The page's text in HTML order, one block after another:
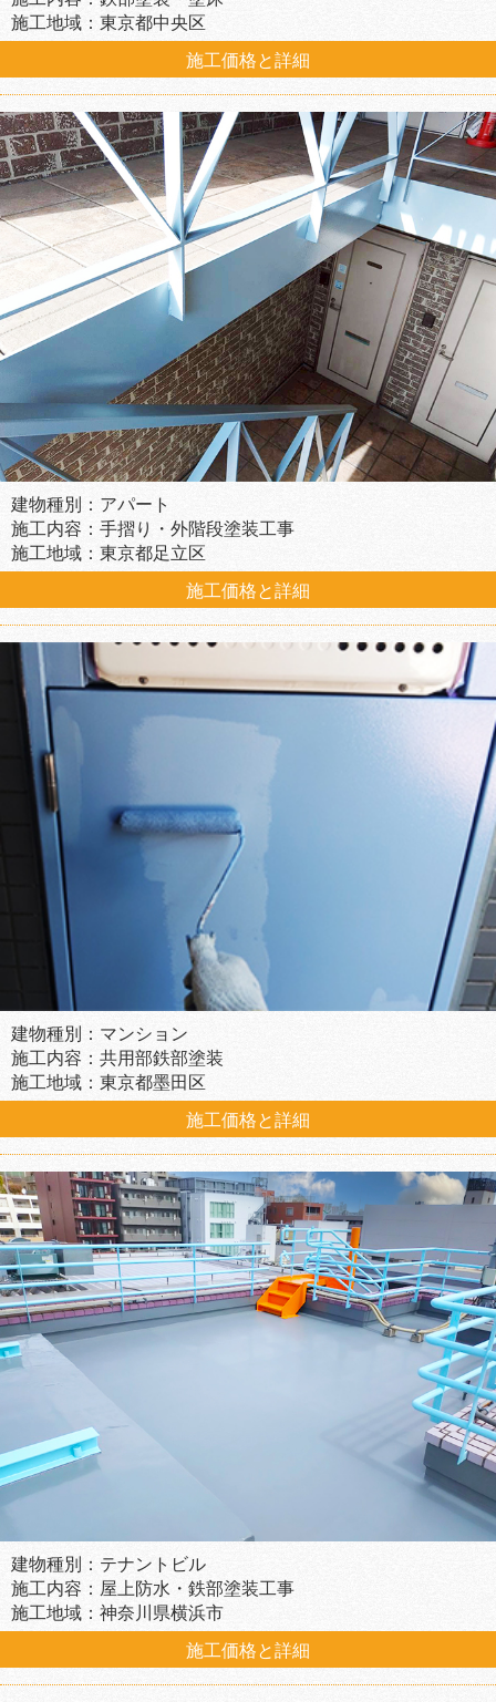
施工地域：東京都中央区
施工価格と詳細
建物種別：アパート
施工内容：手摺り・外階段塗装工事
施工地域：東京都足立区
施工価格と詳細
建物種別：マンション
施工内容：共用部鉄部塗装
施工地域：東京都墨田区
施工価格と詳細
建物種別：テナントビル
施工内容：屋上防水・鉄部塗装工事
施工地域：神奈川県横浜市
施工価格と詳細